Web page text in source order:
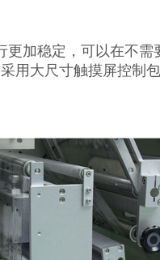
加稳定，可以在不需
用大尺寸触摸屏控制